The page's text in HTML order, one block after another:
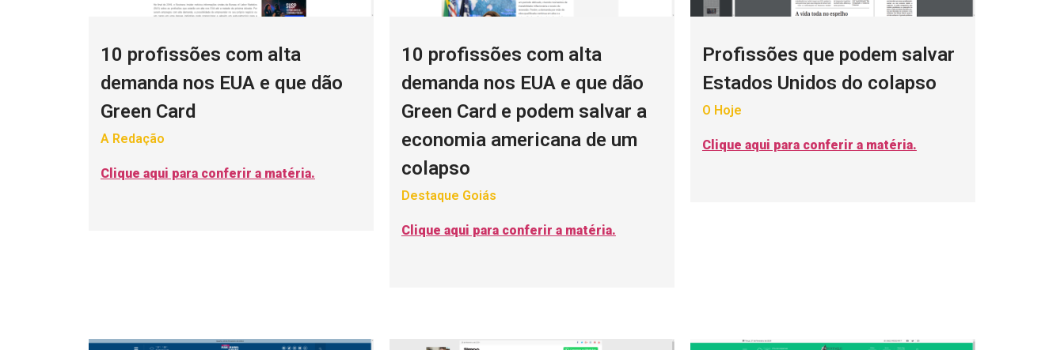
10 profissões com alta
demanda nos EUA e que dão
Green Card
A Redação
Clique aqui para conferir a matéria.
10 profissões com alta
demanda nos EUA e que dão
Green Card e podem salvar a
economia americana de um
colapso
Destaque Goiás
Clique aqui para conferir a matéria.
Profissões que podem salvar
Estados Unidos do colapso
O Hoje
Clique aqui para conferir a matéria.